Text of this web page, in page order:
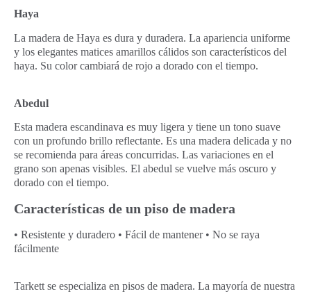
Haya
La madera de Haya es dura y duradera. La apariencia uniforme
y los elegantes matices amarillos cálidos son característicos del
haya. Su color cambiará de rojo a dorado con el tiempo.
Abedul
Esta madera escandinava es muy ligera y tiene un tono suave
con un profundo brillo reflectante. Es una madera delicada y no
se recomienda para áreas concurridas. Las variaciones en el
grano son apenas visibles. El abedul se vuelve más oscuro y
dorado con el tiempo.
Características de un piso de madera
• Resistente y duradero • Fácil de mantener • No se raya
fácilmente
Tarkett se especializa en pisos de madera. La mayoría de nuestra